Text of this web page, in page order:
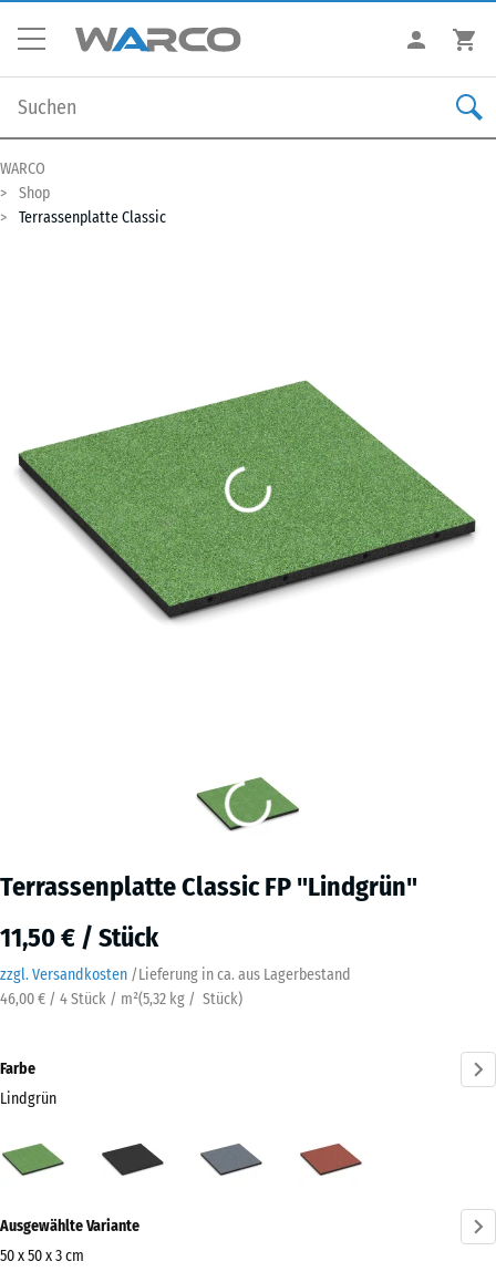
WARCO
Shop
Terrassenplatte Classic
Terrassenplatte Classic FP "Lindgrün"
11,50 € / Stück
zzgl. Versandkosten /Lieferung in ca. aus Lagerbestand
46,00 € / 4 Stück / m²(5,32 kg / Stück)
Farbe
Lindgrün
(active)
Informationen
zu
Ausgewählte Variante
50 x 50 x 3 cm